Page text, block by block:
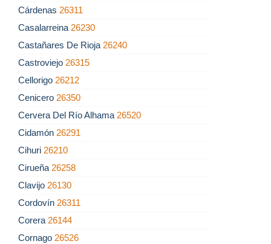
Cárdenas 26311
Casalarreina 26230
Castañares De Rioja 26240
Castroviejo 26315
Cellorigo 26212
Cenicero 26350
Cervera Del Río Alhama 26520
Cidamón 26291
Cihuri 26210
Cirueña 26258
Clavijo 26130
Cordovín 26311
Corera 26144
Cornago 26526